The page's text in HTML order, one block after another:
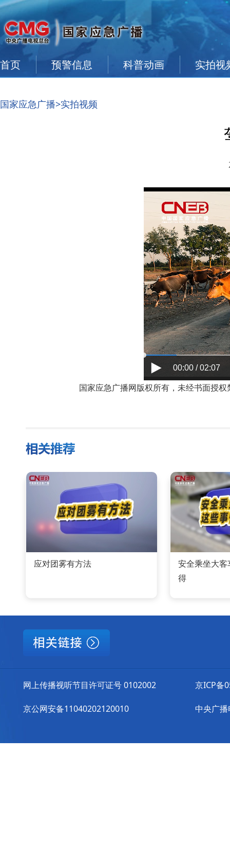
首页 预警信息 科普动画 实拍视
国家应急广播>实拍视频
00:00 / 02:07
国家应急广播网版权所有，未经书面授权
应对团雾有方法
安全乘坐大
得
网上传播视听节目许可证号 0102002
京公网安备11040202120010
京ICP备
中央广